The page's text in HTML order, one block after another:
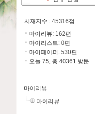
서재지수 : 45316점
마이리뷰: 162편
마이리스트: 0편
마이페이퍼: 530편
오늘 75, 총 40361 방문
마이리뷰
마이리뷰